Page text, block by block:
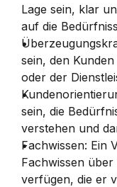
Lage sein, klar
auf die
sein, den
oder der
sein, die
verstehen und
Fachwissen: Ein
Fachwissen
verfügen, die er